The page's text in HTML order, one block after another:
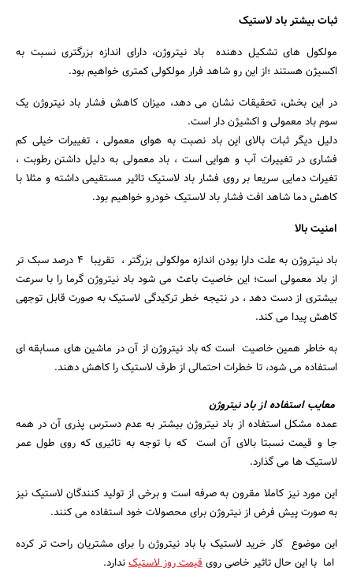
ثبات بیشتر باد لاستیک
مولکول های تشکیل دهنده باد نیتروژن، دارای اندازه بزرگتری نسبت به
اکسیژن هستند ؛از این رو شاهد فرار مولکولی کمتری خواهیم بود.
در این بخش، تحقیقات نشان می دهد، میزان کاهش فشار باد نیتروژن یک
سوم باد معمولی و اکشیژن دار است.
دلیل دیگر ثبات بالای این باد نصبت به هوای معمولی ، تغییرات خیلی کم
فشاری در تغییرات آب و هوایی است ، باد معمولی به دلیل داشتن رطوبت ،
تغیرات دمایی سریعا بر روی فشار باد لاستیک تاثیر مستقیمی داشته و مثلا با
کاهش دما شاهد افت فشار باد لاستیک خودرو خواهیم بود.
امنیت بالا
باد نیتروژن به علت دارا بودن اندازه مولکولی بزرگتر ، تقریبا 4 درصد سبک تر
از باد معمولی است؛ این خاصیت باعث می شود باد نیتروژن گرما را با سرعت
بیشتری از دست دهد ، در نتیجه خطر ترکیدگی لاستیک به صورت قابل توجهی
کاهش پیدا می کند.
به خاطر همین خاصیت است که باد نیتروژن از آن در ماشین های مسابقه ای
استفاده می شود، تا خطرات احتمالی از طرف لاستیک را کاهش دهند.
معایب استفاده از باد نیتروژن
عمده مشکل استفاده از باد نیتروژن بیشتر به عدم دسترس پذری آن در همه
جا و قیمت نسبتا بالای آن است که با توجه به تاثیری که روی طول عمر
لاستیک ها می گذارد.
این مورد نیز کاملا مقرون به صرفه است و برخی از تولید کنندگان لاستیک نیز
به صورت پیش فرض از نیتروژن برای محصولات خود استفاده می کنند.
این موضوع کار خرید لاستیک با باد نیتروژن را برای مشتریان راحت تر کرده
اما با این حال تاثیر خاصی رویقیمت روز لاستیکندارد.